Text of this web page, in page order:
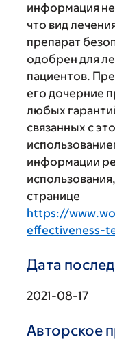
информация не
что вид
препарат
одобрен для
пациентов.
его дочерние
любых
связанных с
информации
странице
https://
effectiveness-
Дата
2021-08-17
Авторское